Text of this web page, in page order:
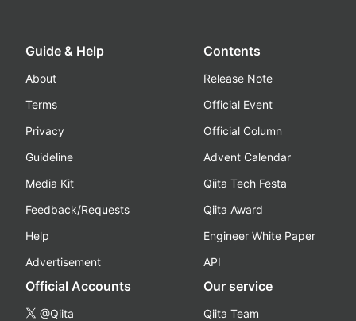
Guide & Help
About
Terms
Privacy
Guideline
Media Kit
Feedback/Requests
Help
Advertisement
Contents
Release Note
Official Event
Official Column
Advent Calendar
Qiita Tech Festa
Qiita Award
Engineer White Paper
API
Official Accounts
@Qiita
Our service
Qiita Team